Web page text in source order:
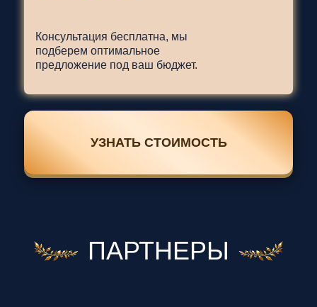
Консультация бесплатна, мы
подберем оптимальное
предложение под ваш бюджет.
УЗНАТЬ СТОИМОСТЬ